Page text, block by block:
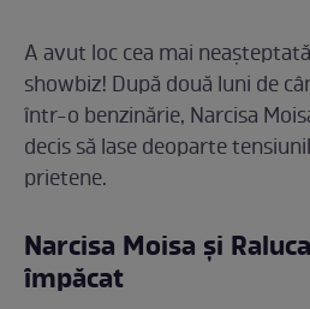
A avut loc cea mai
showbiz! După două luni de
într-o benzinărie, Narcisa
decis să lase deoparte
prietene.
Narcisa Moisa și
împăcat